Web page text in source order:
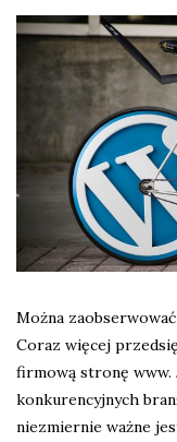
Można
Coraz więcej
firmową stronę www.
konkurencyjnych
niezmiernie ważne